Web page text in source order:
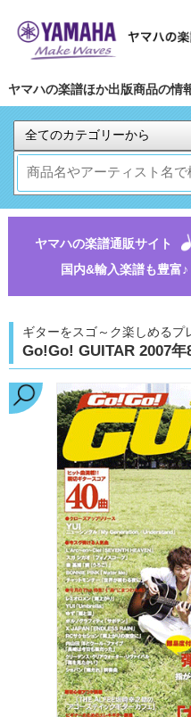
ヤマハの楽譜ほか出版商品の情
ヤマハの楽譜通販サイト
国内&輸入楽譜も豊富♪
ギターをスゴ～ク楽しめるプ
Go!Go! GUITAR 2007年